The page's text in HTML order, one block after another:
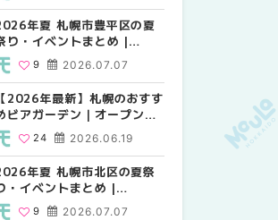
年夏 札幌市豊平区の夏
り・イベントまとめ |
MouLa HOKKAIDO
2026.07.07
9
【2026年最新】札幌のおすす
ビアガーデン｜オープン日
順に徹底紹介！大通公園から
穴場テラスまで | MouLa
2026.06.19
24
年夏 札幌市北区の夏祭
・イベントまとめ |
MouLa HOKKAIDO
2026.07.07
9
2026年夏 札幌市手稲区の夏
祭り・イベントまとめ |
10
2026年夏 札幌市北区の夏祭
り・イベントまとめ |
9
2026年夏 札幌市清田区の夏
祭り・イベントまとめ |
6
2026年夏 札幌市西区の夏祭
り・イベントまとめ |
12
2026年夏 札幌市手稲区の夏
祭り・イベントまとめ |
10
2026年夏 札幌市清田区の夏
祭り・イベントまとめ |
6